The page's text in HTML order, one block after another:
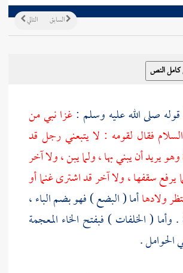
التالي السابق
قوله صلى الله عليه وسلم :غزا نبي من
السلام فقال لقومه : لا يتبعني رجل قد
يريد أن يبني بها ، ولما يبن ، ولا آخر
يرفع سقفها ، ولا آخر قد اشترى غنما أو
ولادهاأما ( البضع ) فهو بضم الباء ،
وأما ( الخلفات ) فبفتح الخاء المعجمة
الحوامل .